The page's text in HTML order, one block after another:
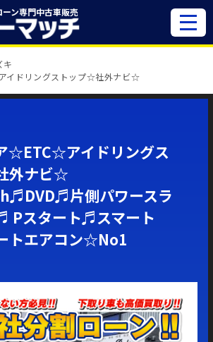
ーン専門中古車販売
キ
イドリングストップ☆社外ナビ☆
☆ETC☆アイドリングス
外ナビ☆
片側パワースラ
Pスタート♬スマート
トエアコン☆No1